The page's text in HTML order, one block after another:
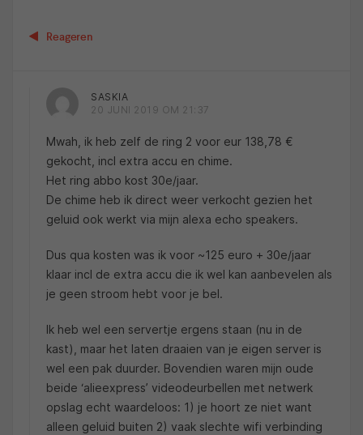
Reageren
SASKIA
20 JUNI 2019 OM 21:37
Mwah, ik heb zelf de ring 2 voor eur 138,78 €
gekocht, incl extra accu en chime.
Het ring abbo kost 30e/jaar.
De chime heb ik direct weer verkocht gezien het
geluid ook werkt via mijn alexa echo speakers.
Dus qua kosten was ik voor ~125 euro + 30e/jaar
klaar incl de extra accu die ik wel kan aanbevelen als
je geen stroom hebt voor je bel.
Ik heb wel een servertje ergens staan (nu in de
kast), maar het laten draaien van je eigen server is
wel een pak duurder. Bovendien waren mijn oude
beide ‘alieexpress’ videodeurbellen met netwerk
opslag echt waardeloos: 1) je hoort ze niet want
alleen geluid buiten 2) vaak slechte wifi verbinding